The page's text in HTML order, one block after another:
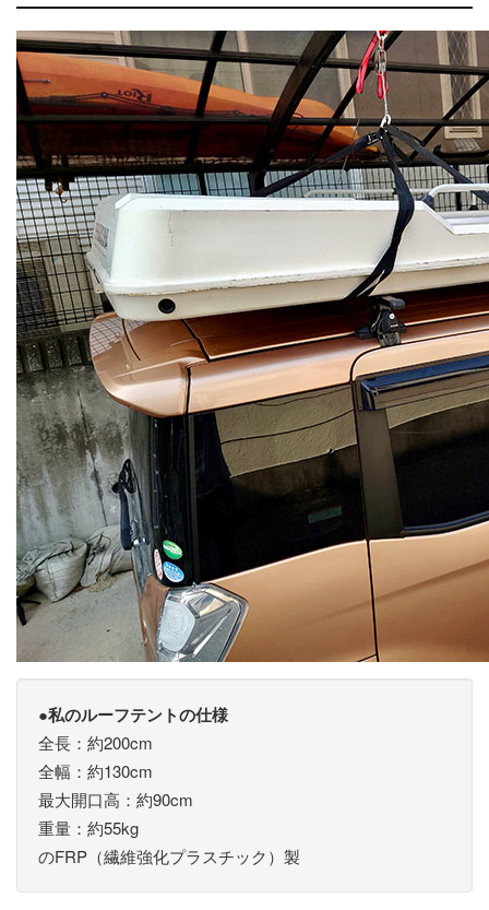
●私のルーフテントの仕様
全長：約200cm
全幅：約130cm
最大開口高：約90cm
重量：約55kg
のFRP（繊維強化プラスチック）製